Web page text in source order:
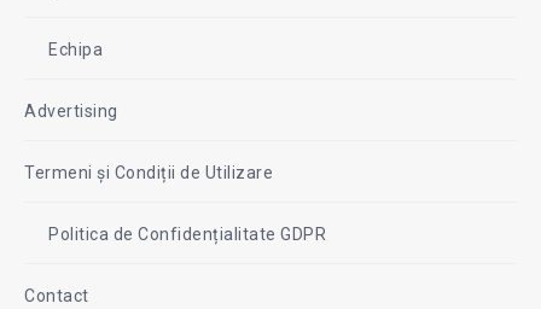
Echipa
Advertising
Termeni și Condiții de Utilizare
Politica de Confidențialitate GDPR
Contact